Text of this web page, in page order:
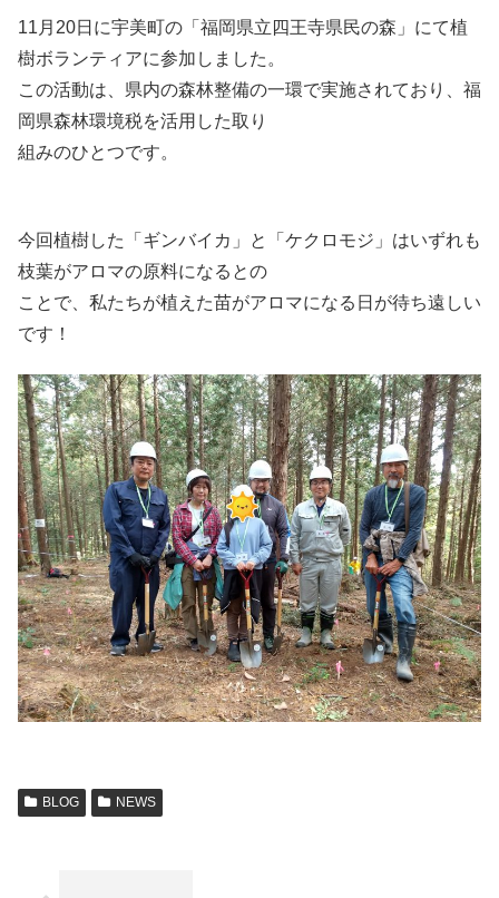
11月20日に宇美町の「福岡県立四王寺県民の森」にて植
樹ボランティアに参加しました。
この活動は、県内の森林整備の一環で実施されており、福
岡県森林環境税を活用した取り
組みのひとつです。
今回植樹した「ギンバイカ」と「ケクロモジ」はいずれも
枝葉がアロマの原料になるとの
ことで、私たちが植えた苗がアロマになる日が待ち遠しい
です！
BLOG NEWS